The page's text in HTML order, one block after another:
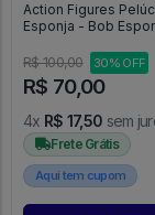
Action Figures
Esponja - Bob
R$ 100,00
30% OFF
R$ 70,00
4x R$ 17,50 sem
Frete Grátis
Aqui tem cupom